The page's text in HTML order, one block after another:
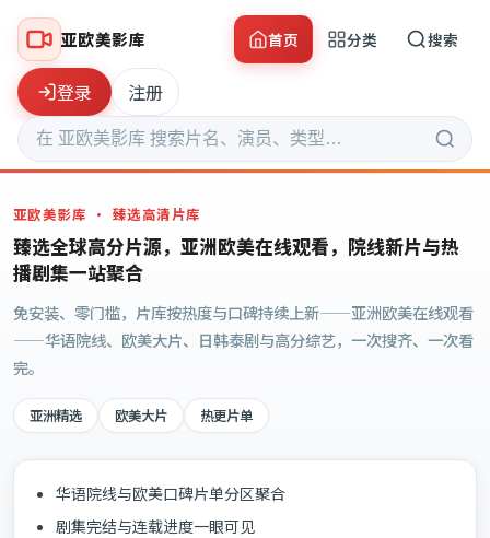
亚欧美影库 首页 分类 搜索
登录 注册
亚欧美影库 · 臻选高清片库
臻选全球高分片源，亚洲欧美在线观看，院线新片与热
播剧集一站聚合
免安装、零门槛，片库按热度与口碑持续上新——亚洲欧美在线观看
——华语院线、欧美大片、日韩泰剧与高分综艺，一次搜齐、一次看
完。
亚洲精选 欧美大片 热更片单
华语院线与欧美口碑片单分区聚合
剧集完结与连载进度一眼可见